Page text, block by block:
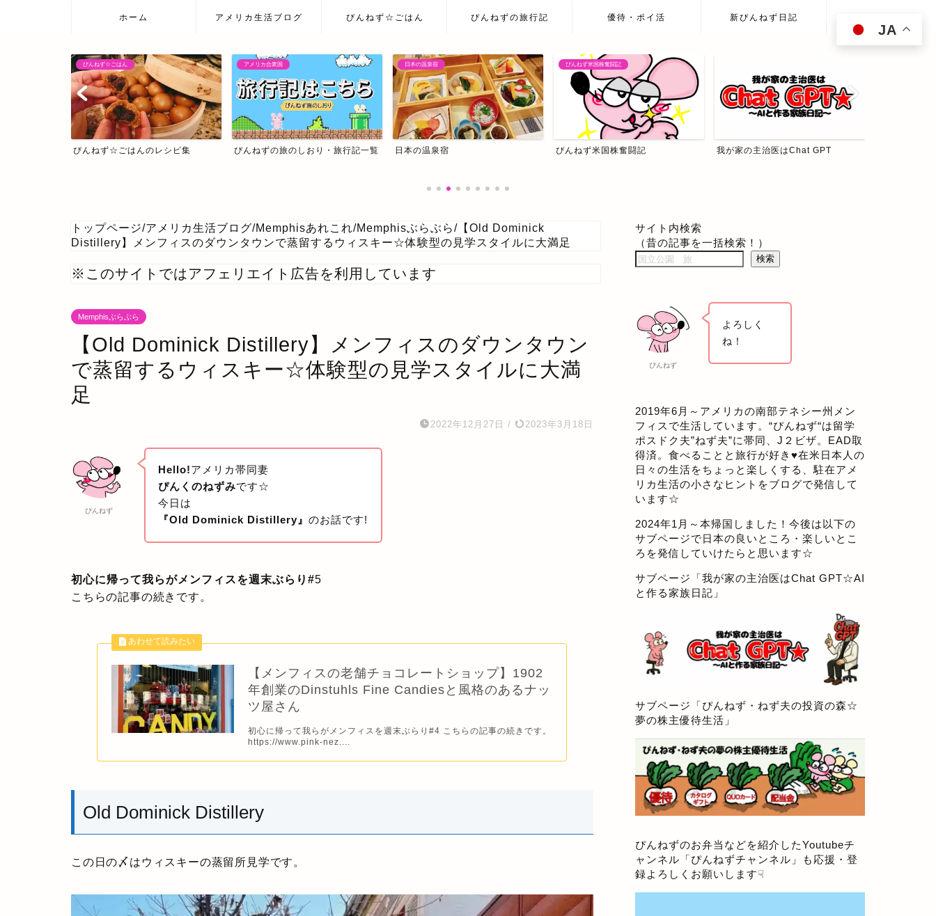
ホーム アメリカ生活ブログ ぴんねず☆ごはん ぴんねずの旅行記 優待・ポイ活 新ぴんねず日記
アメリカ合衆国
ぴんねずの旅のしおり・旅行記一覧
日本の温泉宿
日本の温泉宿
ぴんねず米国株奮闘記
ぴんねず米国株奮闘記 我が家の主治医はChat GPT ぴんねず☆投資の森
トップページ/アメリカ生活ブログ/Memphisあれこれ/Memphisぶらぶら/ 【Old Dominick
Distillery】メンフィスのダウンタウンで蒸留するウィスキー☆体験型の見学スタイルに大満足
※このサイトではアフェリエイト広告を利用しています
Memphisぶらぶら
【Old Dominick Distillery】メンフィスのダウンタウン
で蒸留するウィスキー☆体験型の見学スタイルに大満
足
2022年12月27日 / 2023年3月18日
ぴんねず
Hello!アメリカ帯同妻
ぴんくのねずみです☆
今日は
『Old Dominick Distillery』のお話です!
初心に帰って我らがメンフィスを週末ぶらり#5
こちらの記事の続きです。
【メンフィスの老舗チョコレートショップ】1902
年創業のDinstuhls Fine Candiesと風格のあるナッ
ツ屋さん
初心に帰って我らがメンフィスを週末ぶらり#4 こちらの記事の続きです。
https://www.pink-nez....
Old Dominick Distillery
この日の〆はウィスキーの蒸留所見学です。
サイト内検索
（昔の記事を一括検索！）
検索
ぴんねず
よろしく
ね！
2019年6月～アメリカの南部テネシー州メン
フィスで生活しています。“ぴんねず“は留学
ポスドク夫”ねず夫”に帯同、J２ビザ。EAD取
得済。食べることと旅行が好き♥在米日本人の
日々の生活をちょっと楽しくする、駐在アメ
リカ生活の小さなヒントをブログで発信して
います☆
2024年1月～本帰国しました！今後は以下の
サブページで日本の良いところ・楽しいとこ
ろを発信していけたらと思います☆
サブページ「我が家の主治医はChat GPT☆AI
と作る家族日記 」
サブページ「ぴんねず・ねず夫の投資の森☆
夢の株主優待生活 」
ぴんねずのお弁当などを紹介したYoutubeチ
ャンネル「ぴんねずチャンネル 」も応援・登
録よろしくお願いします☟
JA